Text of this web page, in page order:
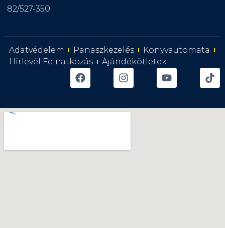
82/527-350
Adatvédelem Panaszkezelés
Könyvautomata
Hírlevél Feliratkozás
Ajándékötletek